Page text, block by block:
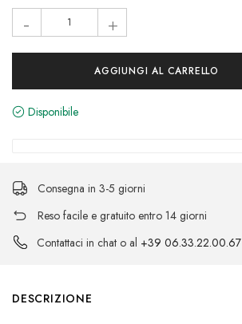
Only
left
- +
Disponibile
Consegna in 3-5 giorni
Reso facile e gratuito entro 14 giorni
Contattaci in chat o al +39 06.33.22.00.67
DESCRIZIONE